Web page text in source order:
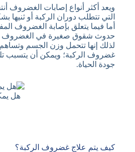
ويعد أكثر أنواع إصابات الغضروف
التي تتطلب دوران الركبة أو ثنيها
أما فيما يتعلق بإصابة الغضروف
حدوث شقوق صغيرة في الغضروف أو
لذلك إنها تتحمل وزن الجسم
غضروف الركبة؛ ويمكن أن يتسبب
جودة الحياة.
هل
كيف يتم علاج غضروف الركبة؟